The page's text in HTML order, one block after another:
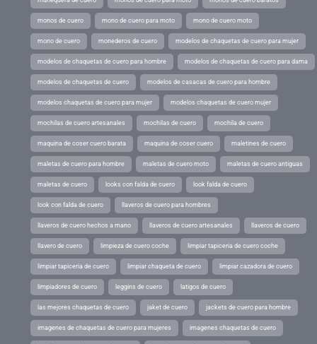
monos de cuero mono de cuero para moto mono de cuero moto
mono de cuero monederos de cuero modelos de chaquetas de cuero para mujer
modelos de chaquetas de cuero para hombre modelos de chaquetas de cuero para dama
modelos de chaquetas de cuero modelos de casacas de cuero para hombre
modelos chaquetas de cuero para mujer modelos chaquetas de cuero mujer
mochilas de cuero artesanales mochilas de cuero mochila de cuero
maquina de coser cuero barata maquina de coser cuero maletines de cuero
maletas de cuero para hombre maletas de cuero moto maletas de cuero antiguas
maletas de cuero looks con falda de cuero look falda de cuero
look con falda de cuero llaveros de cuero para hombres
llaveros de cuero hechos a mano llaveros de cuero artesanales llaveros de cuero
llavero de cuero limpieza de cuero coche limpiar tapiceria de cuero coche
limpiar tapiceria de cuero limpiar chaqueta de cuero limpiar cazadora de cuero
limpiadores de cuero leggins de cuero latigos de cuero
las mejores chaquetas de cuero jaket de cuero jackets de cuero para hombre
imagenes de chaquetas de cuero para mujeres imagenes chaquetas de cuero